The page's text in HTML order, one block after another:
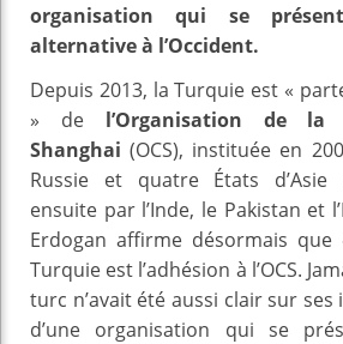
organisation qui se
alternative à l’Occident.
Depuis 2013, la Turquie est «
» de l’Organisation de la
Shanghai (OCS), instituée en
Russie et quatre États d’Asie
ensuite par l’Inde, le Pakistan et
Erdogan affirme désormais que
Turquie est l’adhésion à l’OCS.
turc n’avait été aussi clair sur ses
d’une organisation qui se